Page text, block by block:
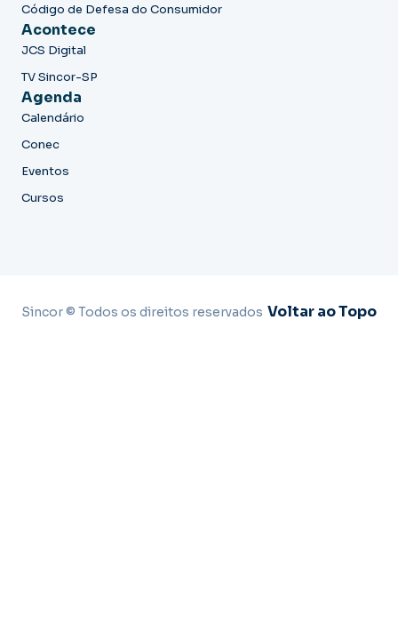
Código de Defesa do Consumidor
Acontece
JCS Digital
TV Sincor-SP
Agenda
Calendário
Conec
Eventos
Cursos
Sincor © Todos os direitos reservados Voltar ao Topo